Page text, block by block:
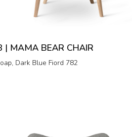
| MAMA BEAR CHAIR
Dark Blue Fiord 782